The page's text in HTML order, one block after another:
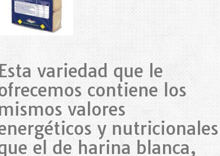
variedad que le
contiene los
valores
y nutricionales
el de harina blanca,